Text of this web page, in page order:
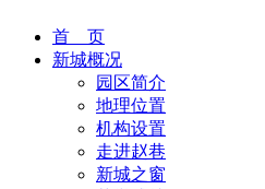
首 页
新城概况
园区简介
地理位置
机构设置
走进赵巷
新城之窗